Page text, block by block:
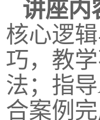
讲座内
核心逻
巧，教
法；指
合案例